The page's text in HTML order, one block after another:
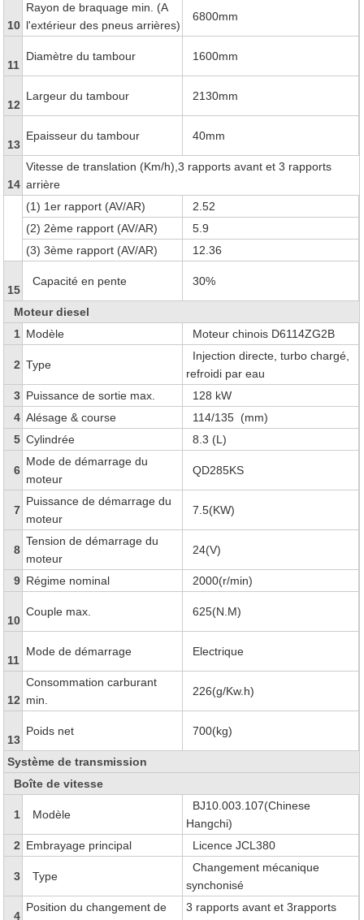
10
Rayon de braquage min. (A
l'extérieur des pneus arrières)
6800mm
11
Diamètre du tambour 1600mm
12
Largeur du tambour 2130mm
13
Epaisseur du tambour 40mm
14
Vitesse de translation (Km/h),3 rapports avant et 3 rapports
arrière
(1) 1er rapport (AV/AR)
2.52
(2) 2ème rapport (AV/AR)
5.9
(3) 3ème rapport (AV/AR)
12.36
15
Capacité en pente 30%
Moteur diesel
1 Modèle Moteur chinois D6114ZG2B
2 Type
Injection directe, turbo chargé,
refroidi par eau
3 Puissance de sortie max.
128 kW
4 Alésage & course
114/135 (mm)
5 Cylindrée 8.3 (L)
6
Mode de démarrage du
moteur
QD285KS
7
Puissance de démarrage du
moteur
7.5(KW)
8
Tension de démarrage du
moteur
24(V)
9 Régime nominal 2000(r/min)
10
Couple max. 625(N.M)
11
Mode de démarrage Electrique
12
Consommation carburant
min.
226(g/Kw.h)
13
Poids net 700(kg)
Système de transmission
Boîte de vitesse
1 Modèle
BJ10.003.107(Chinese
Hangchi)
2 Embrayage principal Licence JCL380
3 Type
Changement mécanique
synchonisé
4
Position du changement de
3 rapports avant et 3rapports